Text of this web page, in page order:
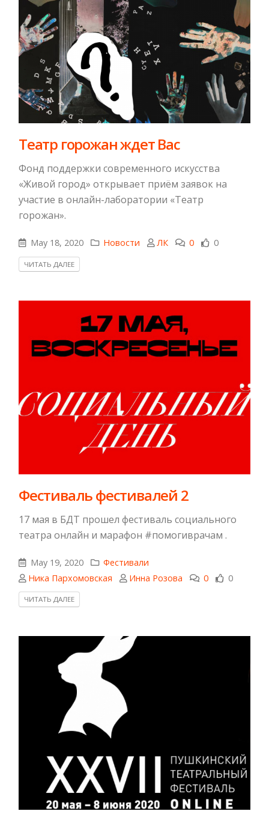
Театр горожан ждет Вас
Фонд поддержки современного искусства
«Живой город» открывает приём заявок на
участие в онлайн-лаборатории «Театр
горожан».
May 18, 2020 Новости ЛК 0 0
ЧИТАТЬ ДАЛЕЕ
Фестиваль фестивалей 2
17 мая в БДТ прошел фестиваль социального
театра онлайн и марафон #помогиврачам .
May 19, 2020
Фестивали
Ника Пархомовская
Инна Розова 0 0
ЧИТАТЬ ДАЛЕЕ